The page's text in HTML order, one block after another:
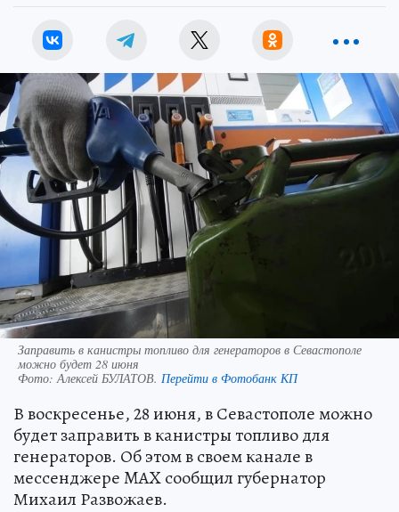
Заправить в канистры топливо для генераторов в Севастополе
можно будет 28 июня
Фото:Алексей БУЛАТОВ. Перейти в Фотобанк КП
В воскресенье, 28 июня, в Севастополе можно
будет заправить в канистры топливо для
генераторов. Об этом в своем канале в
мессенджере MAX сообщил губернатор
Михаил Развожаев.